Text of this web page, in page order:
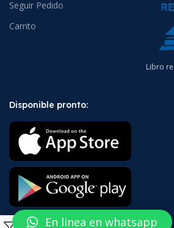
Seguir Pedido
Carrito
Libro
Disponible pronto:
0
En linea en whatsapp